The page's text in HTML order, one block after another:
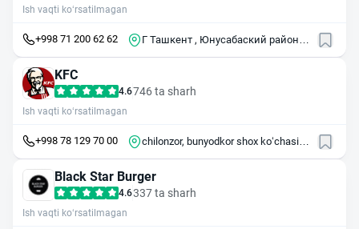
Ish vaqti ko‘rsatilmagan
+998 71 200 62 62
Г Ташкент , Юнусабаский район ,
KFC
4.6746 ta sharh
Ish vaqti ko‘rsatilmagan
+998 78 129 70 00
chilonzor, bunyodkor shox ko‘chasi
Black Star Burger
4.6337 ta sharh
Ish vaqti ko‘rsatilmagan